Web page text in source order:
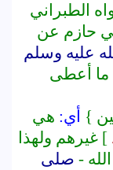
الطبراني
حازم عن
عليه وسلم
ما أعطى
} أي: هي
] غيرهم ولهذا
- صلى